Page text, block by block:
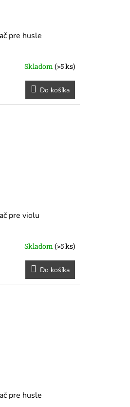
pre husle
Skladom (>5 ks)
Do košíka
pre violu
Skladom (>5 ks)
Do košíka
pre husle